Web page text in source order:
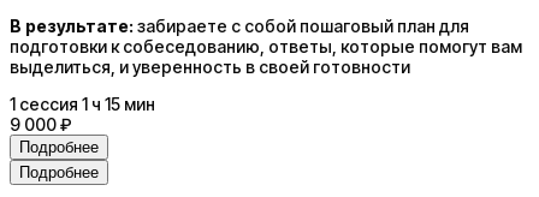
В результате: забираете с собой пошаговый план для
подготовки к собеседованию, ответы, которые помогут вам
выделиться, и уверенность в своей готовности
1 сессия 1 ч 15 мин
9 000 ₽
Подробнее
Подробнее